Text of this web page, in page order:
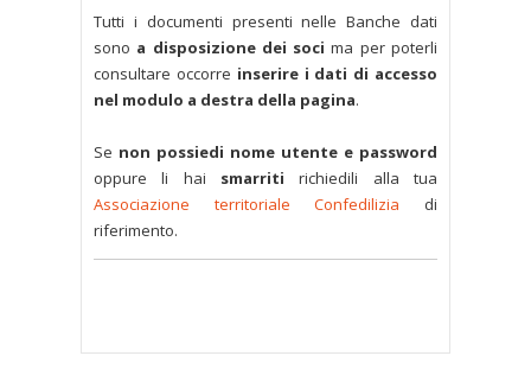
Tutti i documenti presenti nelle Banche dati
sono a disposizione dei soci ma per poterli
consultare occorre inserire i dati di accesso
nel modulo a destra della pagina.
Se non possiedi nome utente e password
oppure li hai smarriti richiedili alla tua
Associazione territoriale Confedilizia di
riferimento.